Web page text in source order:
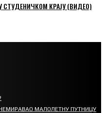
КРАЈУ (ВИДЕО)
МАЛОЛЕТНУ ПУТНИЦУ